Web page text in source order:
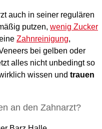
auch in seiner regulären
putzen, wenig Zucker
Zahnreinigung,
bei gelben oder
alles nicht unbedingt so
wissen und trauen
an den Zahnarzt?